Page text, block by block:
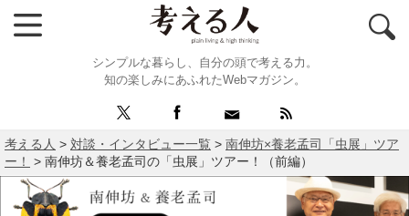
シンプルな暮らし、自分の頭で考える力。
知の楽しみにあふれたWebマガジン。
考える人 > 対談・インタビュー一覧 > 南伸坊×養老孟司「虫展」ツア
ー！
> 南伸坊＆養老孟司の「虫展」ツアー！（前編）